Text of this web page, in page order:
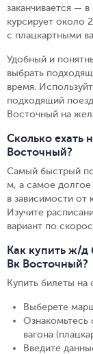
заканчивается —
курсирует около
с плацкартными
Удобный и
выбрать
время.
подходящий
Восточный на
Сколько ехать
Восточный?
Самый быстрый
м, а самое долгое
в зависимости от
Изучите
вариант по
Как купить ж/
Вк Восточный?
Купить билеты на
Выберете
Ознакомьтесь
вагона
Введите